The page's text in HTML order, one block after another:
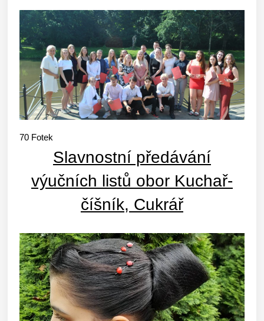
70 Fotek
Slavnostní předávání
výučních listů obor Kuchař-
číšník, Cukrář